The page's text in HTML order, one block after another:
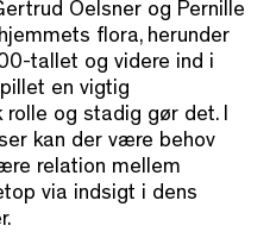
Oelsner og Pernille
flora, herunder
tallet og videre ind i
en vigtig
og stadig gør det. I
kan der være behov
relation mellem
via indsigt i dens